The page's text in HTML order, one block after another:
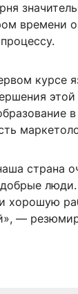
времени
курсе
страна
хорошую
—